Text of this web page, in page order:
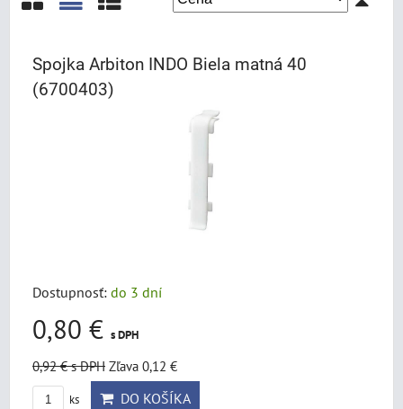
Spojka Arbiton INDO Biela matná 40
(6700403)
Dostupnosť: do 3 dní
0,80 € s DPH
0,92 €s DPH Zľava 0,12 €
ks DO KOŠÍKA